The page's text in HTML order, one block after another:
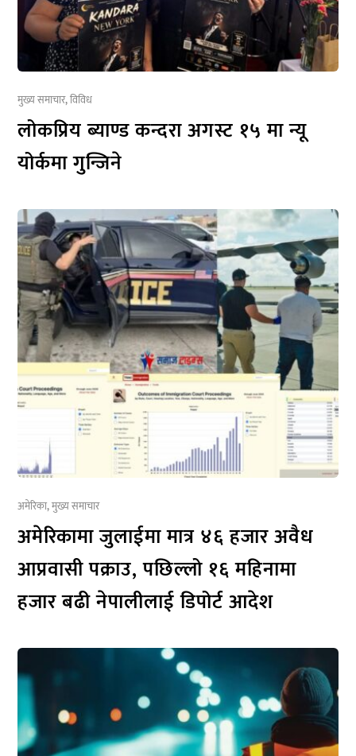
मुख्य समाचार,विविध
लोकप्रिय ब्याण्ड कन्दरा अगस्ट १५ मा न्यू
योर्कमा गुन्जिने
अमेरिका,मुख्य समाचार
अमेरिकामा जुलाईमा मात्र ४६ हजार अवैध
आप्रवासी पक्राउ, पछिल्लो १६ महिनामा
हजार बढी नेपालीलाई डिपोर्ट आदेश